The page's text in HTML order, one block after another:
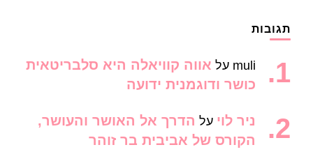
תגובות
muli על אווה קוויאלה היא סלבריטאית
כושר ודוגמנית ידועה
ניר לוי על הדרך אל האושר והעושר,
הקורס של אביבית בר זוהר